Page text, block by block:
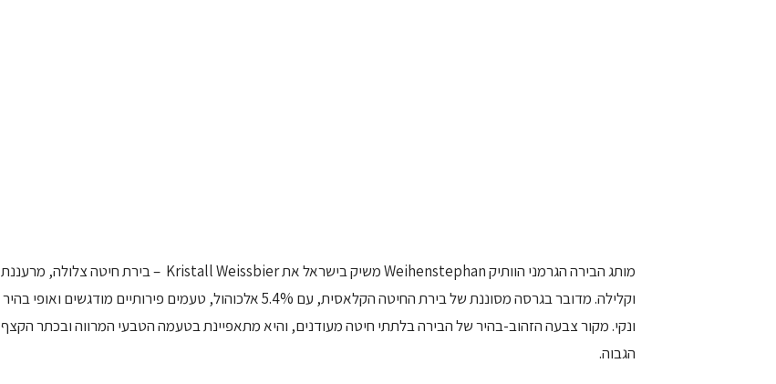
מותג הבירה הגרמני הוותיק Weihenstephan משיק בישראל את Kristall Weissbier – בירת חיטה צלולה, מרעננת
וקלילה. מדובר בגרסה מסוננת של בירת החיטה הקלאסית, עם 5.4% אלכוהול, טעמים פירותיים מודגשים ואופי בהיר
ונקי. מקור צבעה הזהוב-בהיר של הבירה בלתתי חיטה מעודנים, והיא מתאפיינת בטעמה הטבעי המרווה ובכתר הקצף
הגבוה.